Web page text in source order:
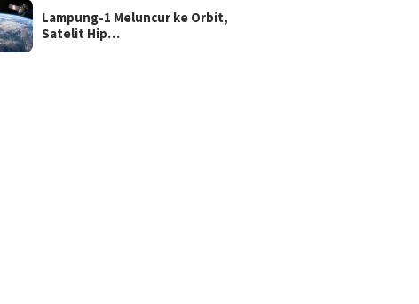
Lampung-1 Meluncur ke Orbit,
Satelit Hip…